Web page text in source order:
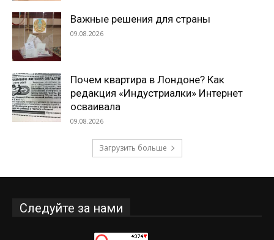
Важные решения для страны
09.08.2026
Почем квартира в Лондоне? Как
редакция «Индустриалки» Интернет
осваивала
09.08.2026
Загрузить больше
Следуйте за нами